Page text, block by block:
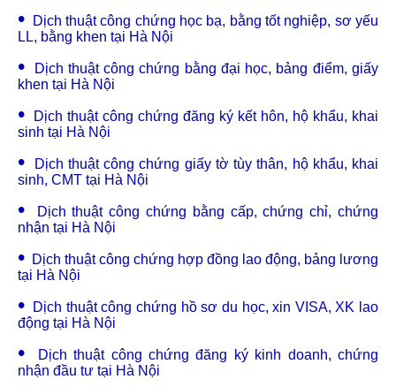
•
Dịch thuật công chứng học bạ, bằng tốt nghiệp, sơ yếu
LL, bằng khen tại Hà Nội
•
Dịch thuật công chứng bằng đại học, bảng điểm, giấy
khen tại Hà Nội
•
Dịch thuật công chứng đăng ký kết hôn, hộ khẩu, khai
sinh tại Hà Nội
•
Dịch thuật công chứng giấy tờ tùy thân, hộ khẩu, khai
sinh, CMT tại Hà Nội
•
Dịch thuật công chứng bằng cấp, chứng chỉ, chứng
nhận tại Hà Nội
• Dịch thuật công chứng hợp đồng lao động, bảng lương
tại Hà Nội
•
Dịch thuật công chứng hồ sơ du học, xin VISA, XK lao
động tại Hà Nội
•
Dịch thuật công chứng đăng ký kinh doanh, chứng
nhận đầu tư tại Hà Nội